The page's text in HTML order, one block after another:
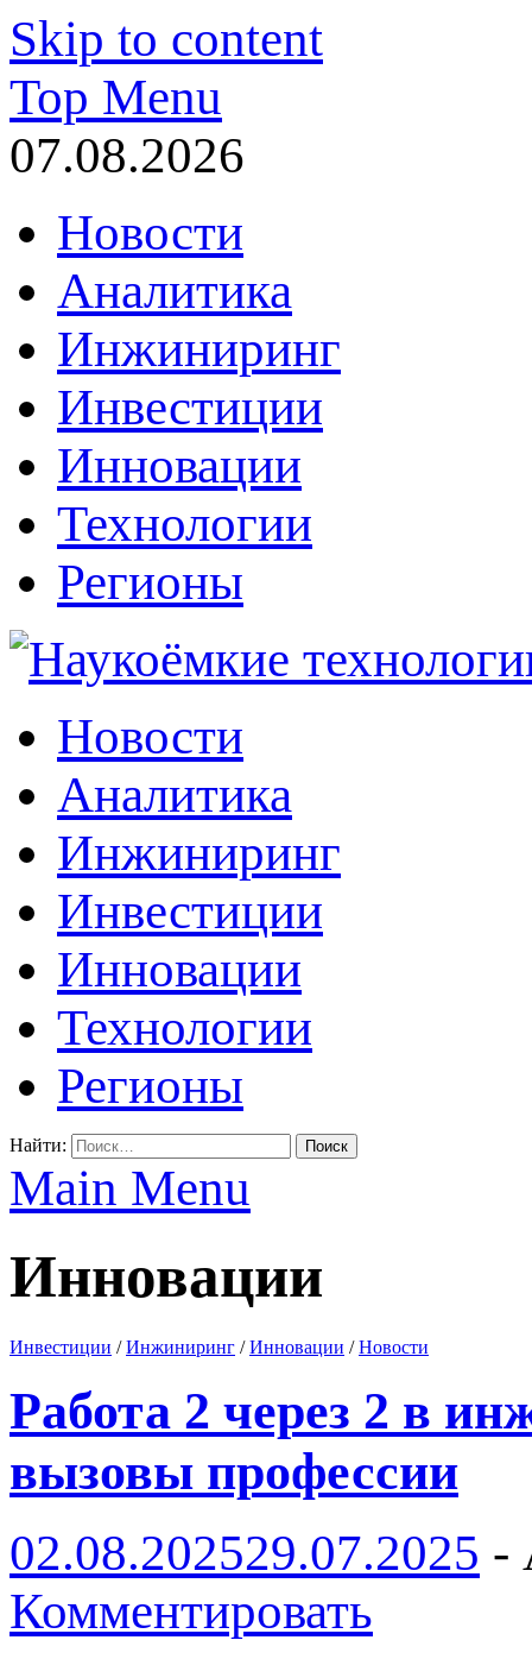
Skip to content
Top Menu
07.08.2026
Новости
Аналитика
Инжиниринг
Инвестиции
Инновации
Технологии
Регионы
Наукоёмкие технологии: инжиниринг, инвестиции, инновации
Новости
Аналитика
Инжиниринг
Инвестиции
Инновации
Технологии
Регионы
Найти:
Main Menu
Инновации
Инвестиции /Инжиниринг /Инновации /Новости
Работа 2 через 2 в
вызовы профессии
02.08.202529.07.2025 -
Комментировать